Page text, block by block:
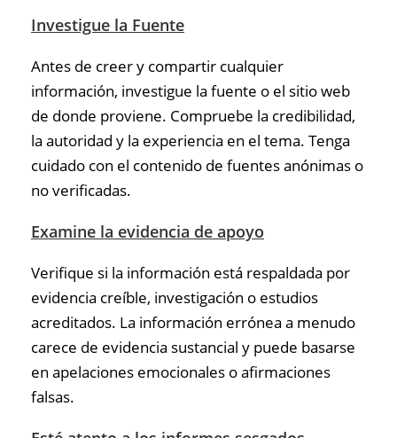
Investigue la Fuente
Antes de creer y compartir cualquier
información, investigue la fuente o el sitio web
de donde proviene. Compruebe la credibilidad,
la autoridad y la experiencia en el tema. Tenga
cuidado con el contenido de fuentes anónimas o
no verificadas.
Examine la evidencia de apoyo
Verifique si la información está respaldada por
evidencia creíble, investigación o estudios
acreditados. La información errónea a menudo
carece de evidencia sustancial y puede basarse
en apelaciones emocionales o afirmaciones
falsas.